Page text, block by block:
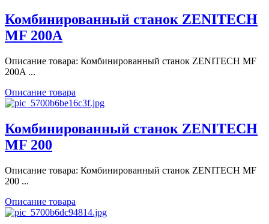
Комбинированный станок ZENITECH
MF 200A
Описание товара: Комбинированный станок ZENITECH MF
200A ...
Описание товара
Комбинированный станок ZENITECH
MF 200
Описание товара: Комбинированный станок ZENITECH MF
200 ...
Описание товара